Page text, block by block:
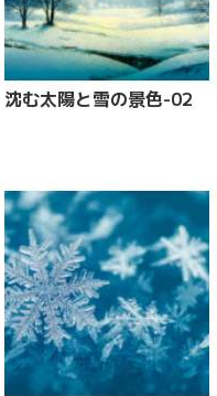
沈む太陽と雪の景色-02